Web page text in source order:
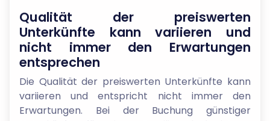
Qualität der preiswerten
Unterkünfte kann variieren und
nicht immer den Erwartungen
entsprechen
Die Qualität der preiswerten Unterkünfte kann
variieren und entspricht nicht immer den
Erwartungen. Bei der Buchung günstiger